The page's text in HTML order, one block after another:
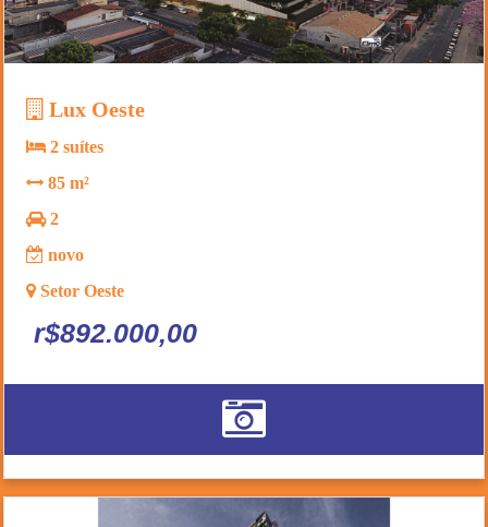
Lux Oeste
2 suítes
85 m²
2
novo
Setor Oeste
r$892.000,00